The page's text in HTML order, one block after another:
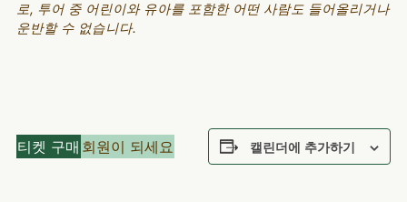
로, 투어 중 어린이와 유아를 포함한 어떤 사람도 들어올리거나
운반할 수 없습니다.
티켓 구매 회원이 되세요 캘린더에 추가하기